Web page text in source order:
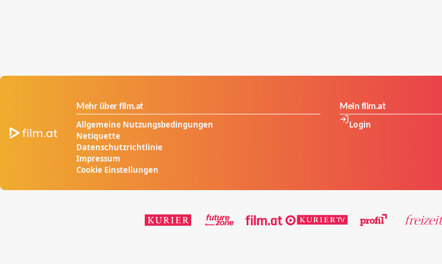
Mehr über film.at
Allgemeine Nutzungsbedingungen
Netiquette
Datenschutzrichtlinie
Impressum
Cookie Einstellungen
Mein film.at
Login